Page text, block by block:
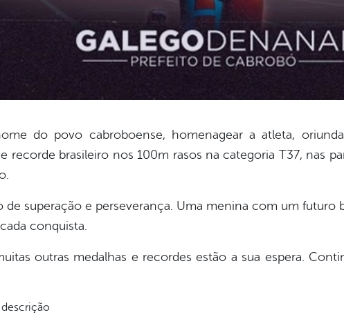
do povo cabroboense, homenagear a atleta,
recorde brasileiro nos 100m rasos na categoria T37, nas
de superação e perseverança. Uma menina com um
conquista.
outras medalhas e recordes estão a sua espera.